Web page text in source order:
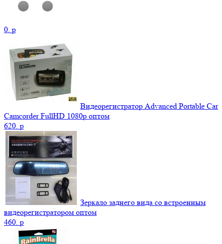
0. p
Видеорегистратор Advanced Portable Car
Camcorder FullHD 1080p оптом
620. p
Зеркало заднего вида со встроенным
видеорегистратором оптом
460. p